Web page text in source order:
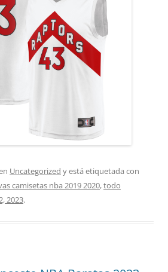
Uncategorized y está etiquetada con
camisetas nba 2019 2020,todo
2023.